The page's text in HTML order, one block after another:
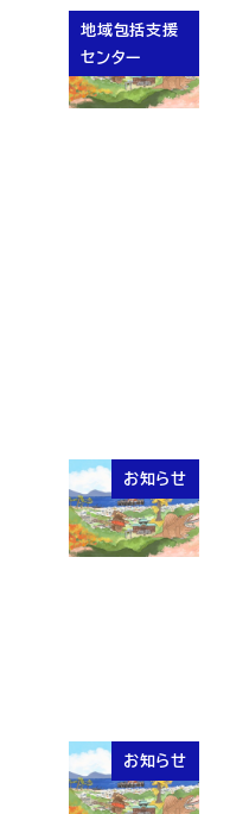
地域包括支援
センター
お知らせ
お知らせ